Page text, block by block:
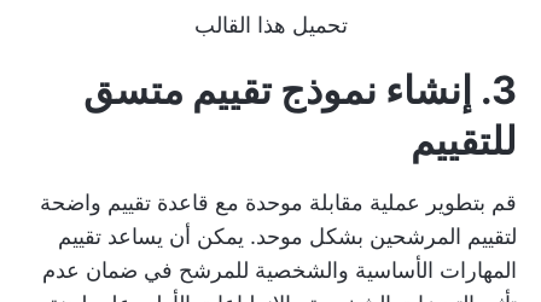
تحميل هذا القالب
3. إنشاء نموذج تقييم متسق
للتقييم
قم بتطوير عملية مقابلة موحدة مع قاعدة تقييم واضحة
لتقييم المرشحين بشكل موحد. يمكن أن يساعد تقييم
المهارات الأساسية والشخصية للمرشح في ضمان عدم